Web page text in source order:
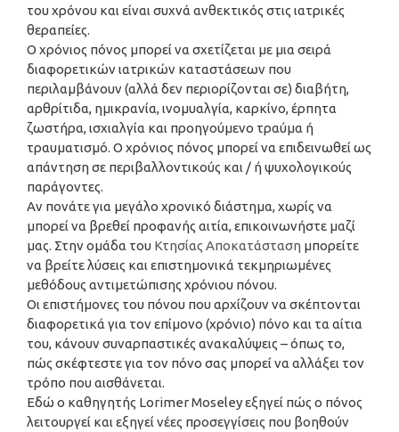
του χρόνου και είναι συχνά ανθεκτικός στις ιατρικές
θεραπείες.
Ο χρόνιος πόνος μπορεί να σχετίζεται με μια σειρά
διαφορετικών ιατρικών καταστάσεων που
περιλαμβάνουν (αλλά δεν περιορίζονται σε) διαβήτη,
αρθρίτιδα, ημικρανία, ινομυαλγία, καρκίνο, έρπητα
ζωστήρα, ισχιαλγία και προηγούμενο τραύμα ή
τραυματισμό. Ο χρόνιος πόνος μπορεί να επιδεινωθεί ως
απάντηση σε περιβαλλοντικούς και / ή ψυχολογικούς
παράγοντες.
Αν πονάτε για μεγάλο χρονικό διάστημα, χωρίς να
μπορεί να βρεθεί προφανής αιτία, επικοινωνήστε μαζί
μας. Στην ομάδα του Κτησίας Αποκατάσταση μπορείτε
να βρείτε λύσεις και επιστημονικά τεκμηριωμένες
μεθόδους αντιμετώπισης χρόνιου πόνου.
Οι επιστήμονες του πόνου που αρχίζουν να σκέπτονται
διαφορετικά για τον επίμονο (χρόνιο) πόνο και τα αίτια
του, κάνουν συναρπαστικές ανακαλύψεις – όπως το,
πώς σκέφτεστε για τον πόνο σας μπορεί να αλλάξει τον
τρόπο που αισθάνεται.
Εδώ ο καθηγητής Lorimer Moseley εξηγεί πώς ο πόνος
λειτουργεί και εξηγεί νέες προσεγγίσεις που βοηθούν